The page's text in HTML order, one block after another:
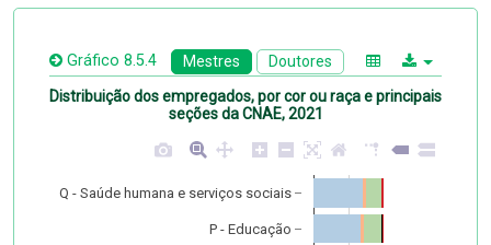
Gráfico 8.5.4 Mestres Doutores
Distribuição dos empregados, por cor ou raça e principais
seções da CNAE, 2021
P - Educação
Q - Saúde humana e serviços sociais